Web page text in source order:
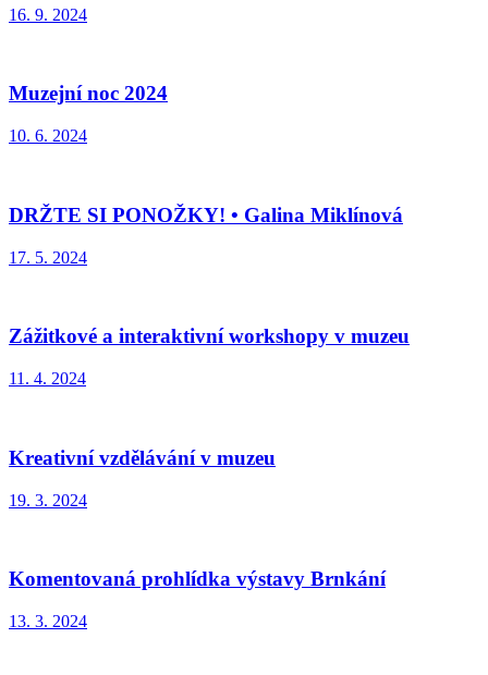
16. 9. 2024
Muzejní noc 2024
10. 6. 2024
DRŽTE SI PONOŽKY! • Galina Miklínová
17. 5. 2024
Zážitkové a interaktivní workshopy v muzeu
11. 4. 2024
Kreativní vzdělávání v muzeu
19. 3. 2024
Komentovaná prohlídka výstavy Brnkání
13. 3. 2024